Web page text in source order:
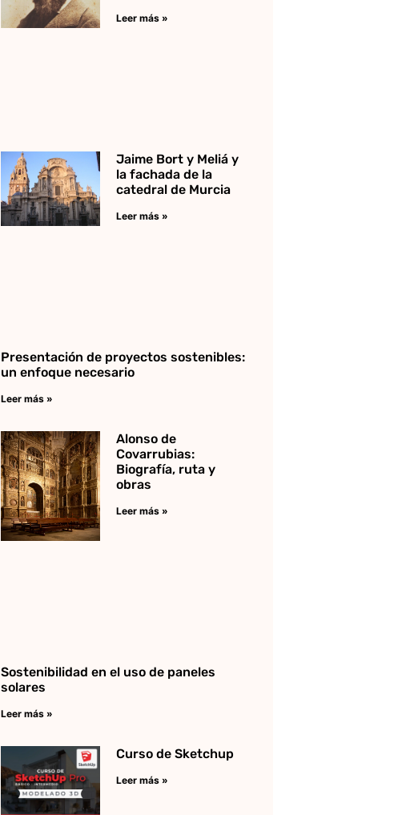
Leer más »
Jaime Bort y Meliá y
la fachada de la
catedral de Murcia
Leer más »
Presentación de proyectos sostenibles:
un enfoque necesario
Leer más »
Alonso de
Covarrubias:
Biografía, ruta y
obras
Leer más »
Sostenibilidad en el uso de paneles
solares
Leer más »
Curso de Sketchup
Leer más »